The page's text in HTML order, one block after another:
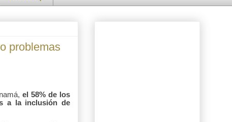
problemas
el 58% de los
a la inclusión de